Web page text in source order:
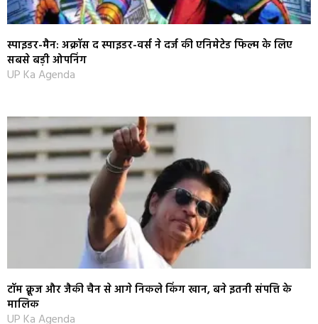
स्पाइडर-मैन: अक्रॉस द स्पाइडर-वर्स ने दर्ज की एनिमेटेड फिल्म के लिए
सबसे बड़ी ओपनिंग
UP Ka Agenda
टॉम क्रूज और जैकी चैन से आगे निकले किंग खान, बने इतनी संपत्ति के
मालिक
UP Ka Agenda